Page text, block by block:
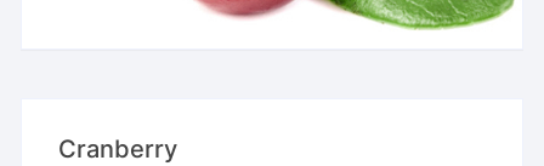
Cranberry